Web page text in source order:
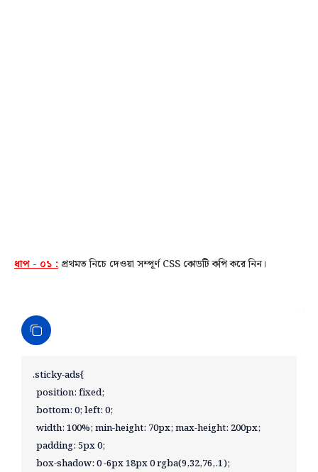
ধাপ - ০১ :প্রথমত নিচে দেওয়া সম্পূর্ণ CSS কোডটি কপি করে নিন।
.sticky-ads{